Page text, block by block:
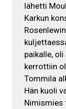
lähetti
Karkun
paikalle,
kerrottiin
Tommila
Hän kuoli
Nimismies